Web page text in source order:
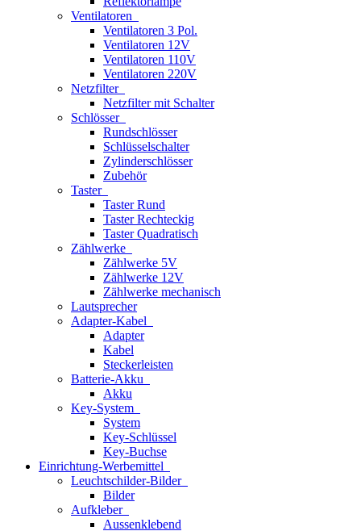
Ventilatoren
Ventilatoren 3 Pol.
Ventilatoren 12V
Ventilatoren 110V
Ventilatoren 220V
Netzfilter
Netzfilter mit Schalter
Schlösser
Rundschlösser
Schlüsselschalter
Zylinderschlösser
Zubehör
Taster
Taster Rund
Taster Rechteckig
Taster Quadratisch
Zählwerke
Zählwerke 5V
Zählwerke 12V
Zählwerke mechanisch
Lautsprecher
Adapter-Kabel
Adapter
Kabel
Steckerleisten
Batterie-Akku
Akku
Key-System
System
Key-Schlüssel
Key-Buchse
Einrichtung-Werbemittel
Leuchtschilder-Bilder
Bilder
Aufkleber
Aussenklebend